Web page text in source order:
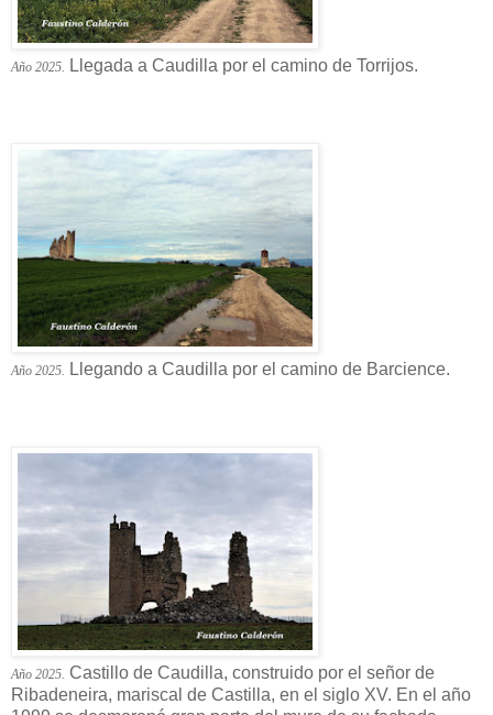
Año 2025. Llegada a Caudilla por el camino de Torrijos.
Año 2025. Llegando a Caudilla por el camino de Barcience.
Año 2025. Castillo de Caudilla, construido por el señor de
Ribadeneira, mariscal de Castilla, en el siglo XV. En el año